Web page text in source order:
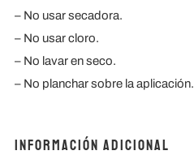
– ⁠No usar secadora.
– ⁠No usar cloro.
– ⁠No lavar en seco.
– ⁠No planchar sobre la aplicación.
Información adicional